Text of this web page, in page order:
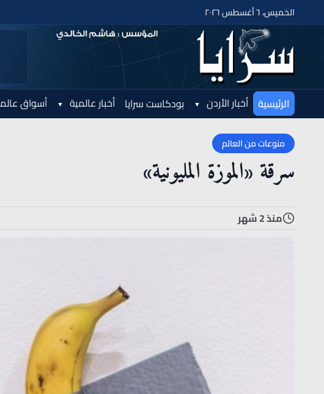
الخميس، ٦ أغسطس ٢٠٢٦
الرئيسية أخبار الأردن بودكاست سرايا أخبار عالمية أسواق
منوعات من العالم
سرقة «الموزة المليونية»
منذ 2 شهر